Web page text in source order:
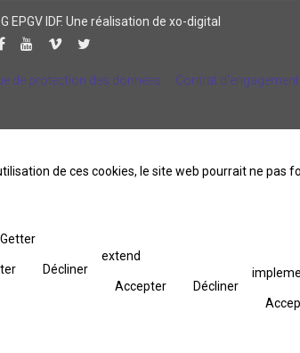
EPGV IDF. Une réalisation de xo-digital
de protection des données Contrat
de ces cookies, le site web pourrait ne pas
Décliner
extend
Accepter Décliner